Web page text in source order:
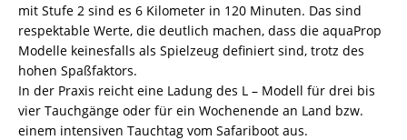
mit Stufe 2 sind es 6 Kilometer in 120 Minuten. Das sind
respektable Werte, die deutlich machen, dass die aquaProp
Modelle keinesfalls als Spielzeug definiert sind, trotz des
hohen Spaßfaktors.
In der Praxis reicht eine Ladung des L – Modell für drei bis
vier Tauchgänge oder für ein Wochenende an Land bzw.
einem intensiven Tauchtag vom Safariboot aus.